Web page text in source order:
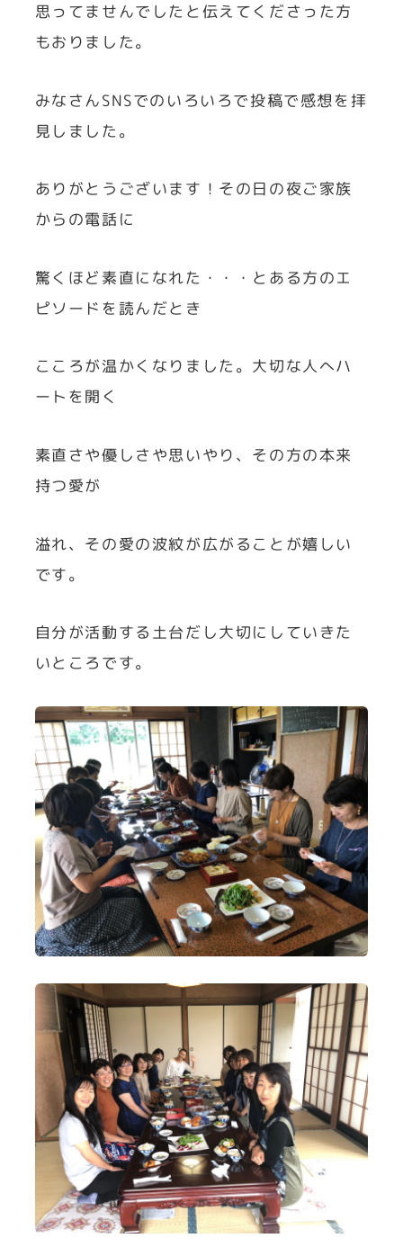
思ってませんでしたと伝えてくださった方
もおりました。
みなさんSNSでのいろいろで投稿で感想を拝
見しました。
ありがとうございます！その日の夜ご家族
からの電話に
驚くほど素直になれた・・・とある方のエ
ピソードを読んだとき
こころが温かくなりました。大切な人へハ
ートを開く
素直さや優しさや思いやり、その方の本来
持つ愛が
溢れ、その愛の波紋が広がることが嬉しい
です。
自分が活動する土台だし大切にしていきた
いところです。